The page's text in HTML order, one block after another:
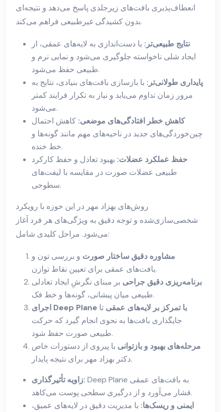
انعطاف‌پذیری بافت‌های زیرجلدی پاسخ می‌دهد و نتیجه‌ای
بدون کشیدگی غیرطبیعی فراهم می‌کند.
نتایج طبیعی‌تر: با دست‌اندازی به لایه‌های عمقی، از
ایجاد شلی ناخواسته جلوگیری می‌شود و نمایی نرم و
طبیعی حفظ می‌شود.
پایداری طولانی‌تر: با بازسازی بافت‌های بنیادی، نتایج به
مرور زمان تداوم می‌یابد و نیاز به تکرار فرایند کمتر
می‌شود.
کاهش خطر افتادگی‌های موضعی: کاهش احتمال
چین‌خوردگی‌های جدید در ناحیه‌های مهم مانند گونه‌ها و
خط خنده.
حفظ عملکرد عضلات: بهبود تعادل و حفظ کارکرد
طبیعی عضلات صورت در مقایسه با لیفت‌های
سطوحی.
روش‌های بهزاد مهر در این حوزه با رویکرد
شخصی‌سازی‌شده و توجه دقیق به ویژگی‌های هر فرد آغاز
می‌شود. مراحل کلیدی شامل:
مشاوره دقیق ساختار صورت و بررسی تون و
بافت‌های عمقی برای تعیین نقاط توازن.
برنامه‌ریزی دقیق جراحی بر مبنای نگرشِ ایجاد تعادلی
طبیعی میان پیشانی، گونه‌ها و خط فک.
اجرای Deep Plane با تمرکز بر لایه‌های عمقی تا
جایگذاری بافت‌ها به نحوی انجام گیرد که حرکت
طبیعی صورت حفظ شود.
مرحله‌های بهبود و بازتوانی با پیروی از دستورات خاص
دکتر بهزاد مهر برای نتیجه پایدار.
زاویه تأثیرگذاری: Deep Plane به بافت‌های عمقی
فشار می‌آورد و از درگیری سطحی پوست می‌کاهد.
ایمنی و ریسک‌ها: با مدیریت دقیق در لایه‌های عمیق،